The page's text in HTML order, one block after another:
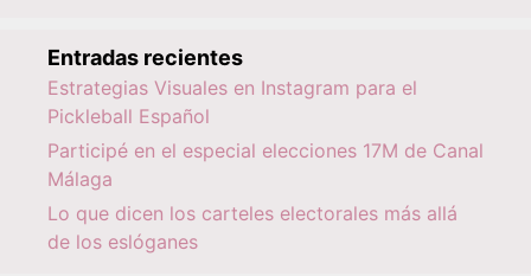
Entradas recientes
Estrategias Visuales en Instagram para el
Pickleball Español
Participé en el especial elecciones 17M de Canal
Málaga
Lo que dicen los carteles electorales más allá
de los eslóganes